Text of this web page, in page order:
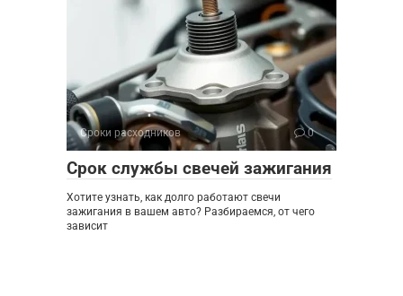
Сроки расходников 0
Срок службы свечей зажигания
Хотите узнать, как долго работают свечи
зажигания в вашем авто? Разбираемся, от чего
зависит